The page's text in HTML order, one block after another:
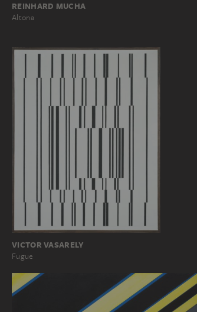
REINHARD MUCHA
Altona
VICTOR VASARELY
Fugue